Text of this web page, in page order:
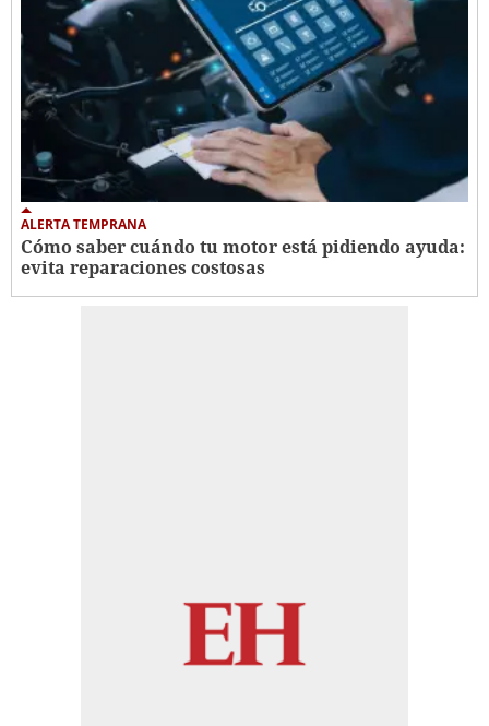
ALERTA TEMPRANA
Cómo saber cuándo tu motor está pidiendo ayuda:
evita reparaciones costosas